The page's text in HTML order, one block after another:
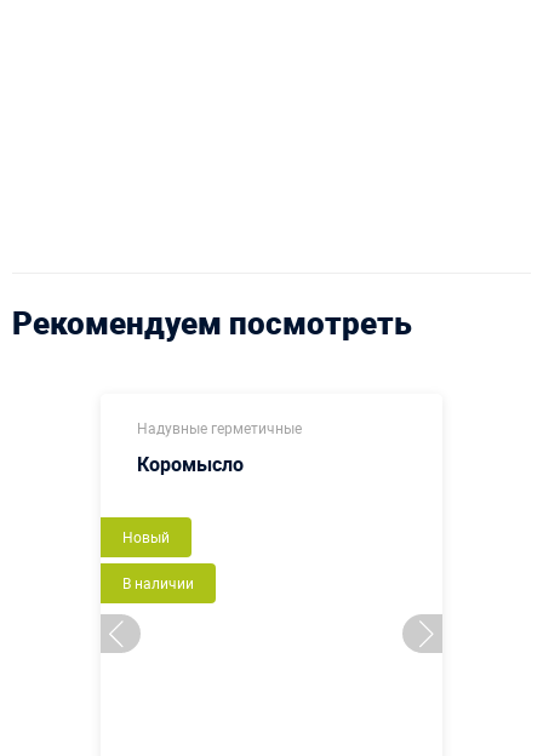
Рекомендуем посмотреть
Надувные герметичные
Коромысло
Новый
В наличии